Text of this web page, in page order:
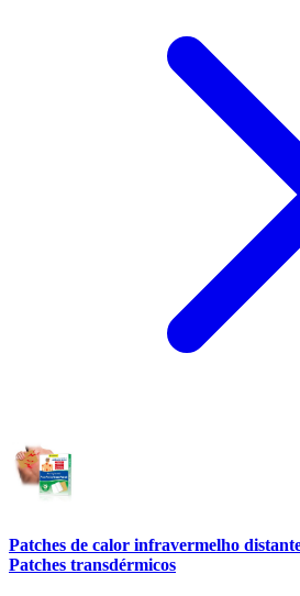
Patches de calor infravermelho
Patches transdérmicos